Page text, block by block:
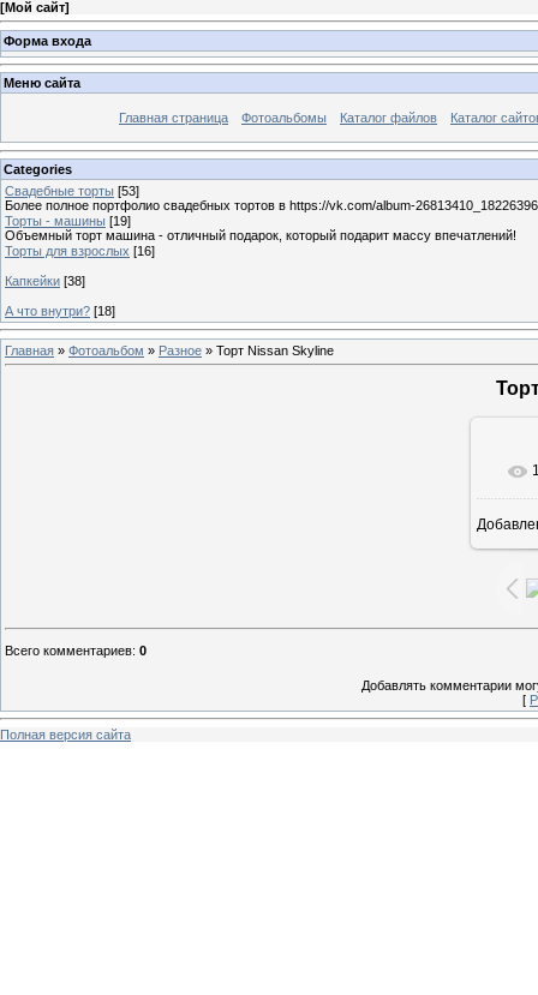
[Мой сайт]
Форма входа
Меню сайта
Главная страница Фотоальбомы Каталог файлов Каталог
Categories
Свадебные торты [53]
Более полное портфолио свадебных тортов в https://vk.com/album-
Торты - машины [19]
Объемный торт машина - отличный подарок, который подарит массу впечатлений!
Торты для взрослых [16]
Капкейки [38]
А что внутри? [18]
Главная » Фотоальбом » Разное » Торт Nissan Skyline
Всего комментариев: 0
Добавлять комментарии
[
Полная версия сайта